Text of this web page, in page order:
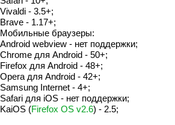
Vivaldi - 3.5+;
Brave - 1.17+;
Мобильные браузеры:
Android webview - нет поддержки;
Chrome для Android - 50+;
Firefox для Android - 48+;
Opera для Android - 42+;
Samsung Internet - 4+;
Safari для iOS - нет поддержки;
KaiOS (Firefox OS v2.6) - 2.5;